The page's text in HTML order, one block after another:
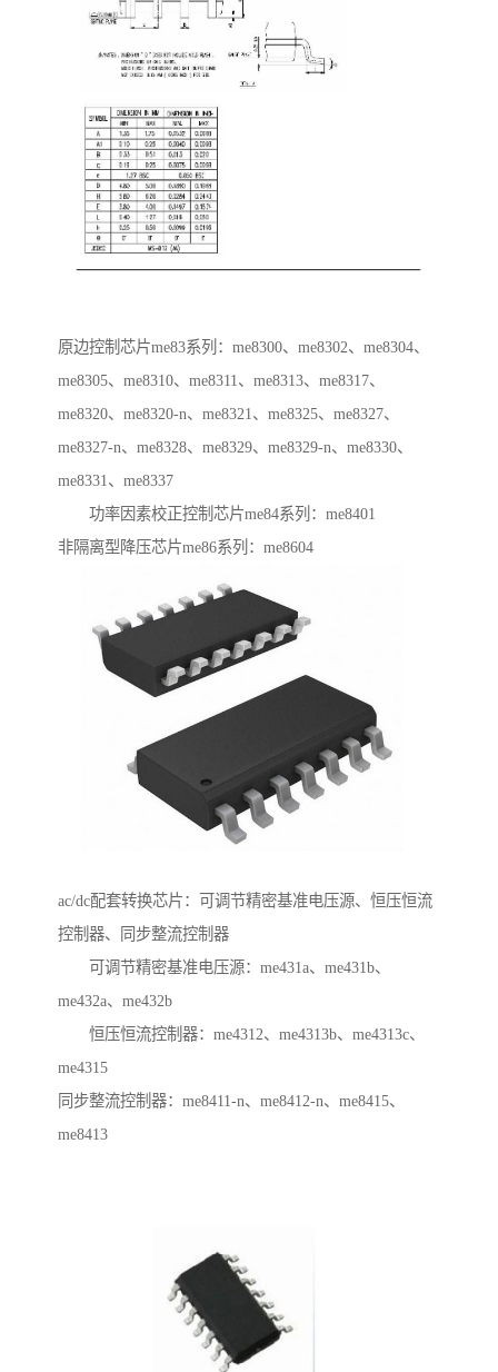
原边控制芯片me83系列：me8300、me8302、me8304、
me8305、me8310、me8311、me8313、me8317、
me8320、me8320-n、me8321、me8325、me8327、
me8327-n、me8328、me8329、me8329-n、me8330、
me8331、me8337
功率因素校正控制芯片me84系列：me8401
非隔离型降压芯片me86系列：me8604
ac/dc配套转换芯片：可调节精密基准电压源、恒压恒流
控制器、同步整流控制器
可调节精密基准电压源：me431a、me431b、
me432a、me432b
恒压恒流控制器：me4312、me4313b、me4313c、
me4315
同步整流控制器：me8411-n、me8412-n、me8415、
me8413